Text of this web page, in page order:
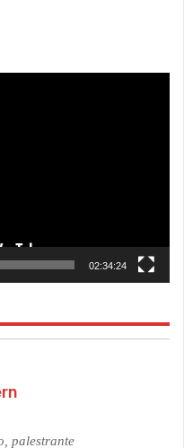
02:34:24
palestrante